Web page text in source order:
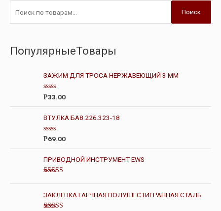
Поиск
ПопулярныеТовары
ЗАЖИМ ДЛЯ ТРОСА НЕРЖАВЕЮЩИЙ 3 ММ
О
е
н
к
а
и
з
Р33.00
ВТУЛКА БА8.226.323-18
О
е
н
к
а
и
5
Р69.00
ПРИВОДНОЙ ИНСТРУМЕНТ EWS
5.00из 5
ЗАКЛЁПКА ГАЕЧНАЯ ПОЛУШЕСТИГРАННАЯ СТАЛЬ